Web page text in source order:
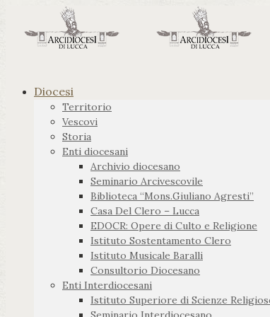
Diocesi
Territorio
Vescovi
Storia
Enti diocesani
Archivio diocesano
Seminario Arcivescovile
Biblioteca “Mons.Giuliano Agresti”
Casa Del Clero – Lucca
EDOCR: Opere di Culto e Religione
Istituto Sostentamento Clero
Istituto Musicale Baralli
Consultorio Diocesano
Enti Interdiocesani
Istituto Superiore di Scienze